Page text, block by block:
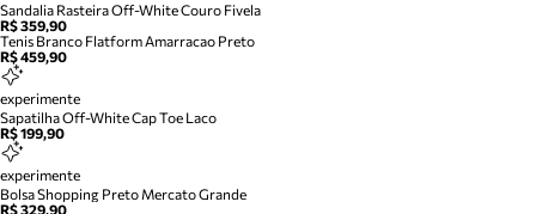
Sandalia Rasteira Off-White Couro Fivela
R$ 359,90
Tenis Branco Flatform Amarracao Preto
R$ 459,90
experimente
Sapatilha Off-White Cap Toe Laco
R$ 199,90
experimente
Bolsa Shopping Preto Mercato Grande
R$ 329,90